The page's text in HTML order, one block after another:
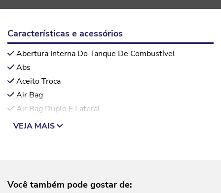
Características e acessórios
Abertura Interna Do Tanque De Combustível
Abs
Aceito Troca
Air Bag
Air Bag Duplo E Lateral
VEJA MAIS
Você também pode gostar de: